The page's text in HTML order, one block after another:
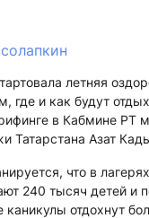
летняя
где и как будут
в Кабмине РТ
Татарстана Азат
что в
240 тысяч детей и
каникулы отдохнут